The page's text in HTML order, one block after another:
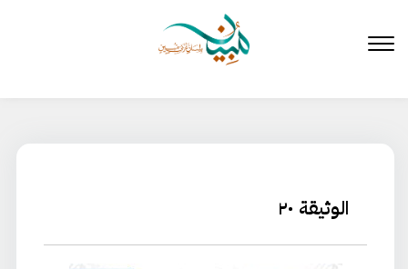
المحتوى
الوثيقة ٢٠